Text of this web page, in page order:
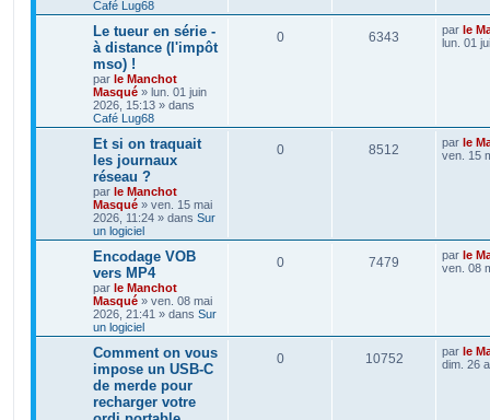
Café Lug68
Le tueur en série -
à distance (l'impôt
mso) !
par le Manchot
Masqué » lun. 01 juin
2026, 15:13 » dans
Café Lug68
0 6343 par le
lun. 01
Et si on traquait
les journaux
réseau ?
par le Manchot
Masqué » ven. 15 mai
2026, 11:24 » dans Sur
un logiciel
0 8512 par le
ven. 15
Encodage VOB
vers MP4
par le Manchot
Masqué » ven. 08 mai
2026, 21:41 » dans Sur
un logiciel
0 7479 par le
ven. 08
Comment on vous
impose un USB-C
de merde pour
recharger votre
0 10752 par le
dim. 26